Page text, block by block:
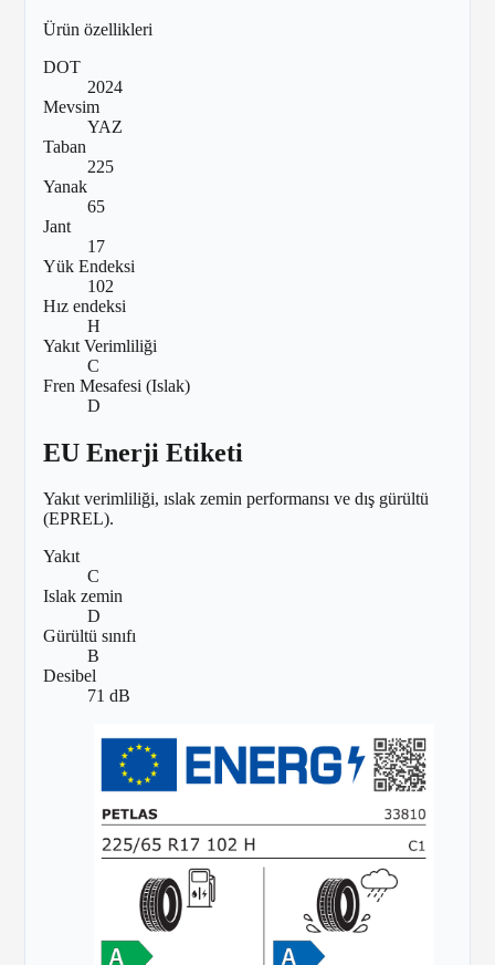
Ürün özellikleri
DOT
2024
Mevsim
YAZ
Taban
225
Yanak
65
Jant
17
Yük Endeksi
102
Hız endeksi
H
Yakıt Verimliliği
C
Fren Mesafesi (Islak)
D
EU Enerji Etiketi
Yakıt verimliliği, ıslak zemin performansı ve dış gürültü
(EPREL).
Yakıt
C
Islak zemin
D
Gürültü sınıfı
B
Desibel
71 dB